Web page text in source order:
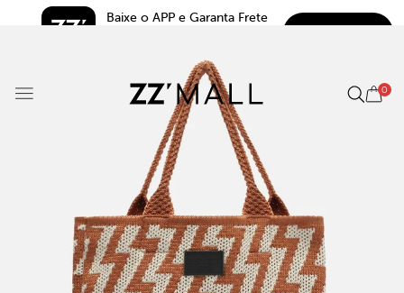
Baixe o APP e Garanta Frete
0